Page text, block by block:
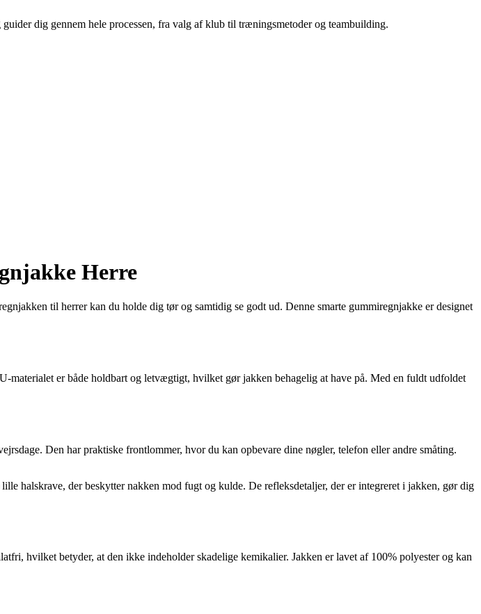
dig gennem hele processen, fra valg af klub til træningsmetoder og teambuilding.
Herre
til herrer kan du holde dig tør og samtidig se godt ud. Denne smarte gummiregnjakke er designet
er både holdbart og letvægtigt, hvilket gør jakken behagelig at have på. Med en fuldt udfoldet
Den har praktiske frontlommer, hvor du kan opbevare dine nøgler, telefon eller andre småting.
halskrave, der beskytter nakken mod fugt og kulde. De refleksdetaljer, der er integreret i jakken, gør dig
hvilket betyder, at den ikke indeholder skadelige kemikalier. Jakken er lavet af 100% polyester og kan